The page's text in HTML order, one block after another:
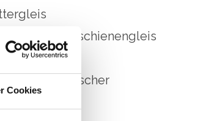
Cookies
(Leitschienengleis
ab Fahrmischer